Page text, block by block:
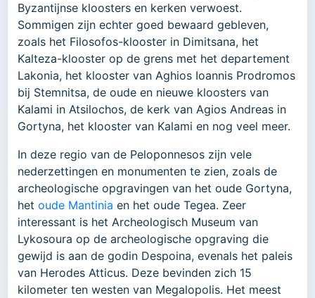
Byzantijnse kloosters en kerken verwoest.
Sommigen zijn echter goed bewaard gebleven,
zoals het Filosofos-klooster in Dimitsana, het
Kalteza-klooster op de grens met het departement
Lakonia, het klooster van Aghios Ioannis Prodromos
bij Stemnitsa, de oude en nieuwe kloosters van
Kalami in Atsilochos, de kerk van Agios Andreas in
Gortyna, het klooster van Kalami en nog veel meer.
In deze regio van de Peloponnesos zijn vele
nederzettingen en monumenten te zien, zoals de
archeologische opgravingen van het oude Gortyna,
het oude Mantinia en het oude Tegea. Zeer
interessant is het Archeologisch Museum van
Lykosoura op de archeologische opgraving die
gewijd is aan de godin Despoina, evenals het paleis
van Herodes Atticus. Deze bevinden zich 15
kilometer ten westen van Megalopolis. Het meest